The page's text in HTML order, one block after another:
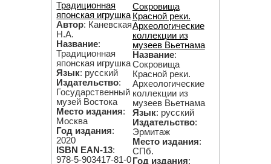
Традиционная
японская игрушка
Автор: Каневская
Н.А.
Название:
Традиционная
японская игрушка
Язык: русский
Издательство:
Государственный
музей Востока
Место издания:
Москва
Год издания:
2020
ISBN EAN-13:
978-5-903417-81-0
Сокровища
Красной реки.
Археологические
коллекции из
музеев Вьетнама
Название:
Сокровища
Красной реки.
Археологические
коллекции из
музеев Вьетнама
Язык: русский
Издательство:
Эрмитаж
Место издания:
СПб.
Год издания: